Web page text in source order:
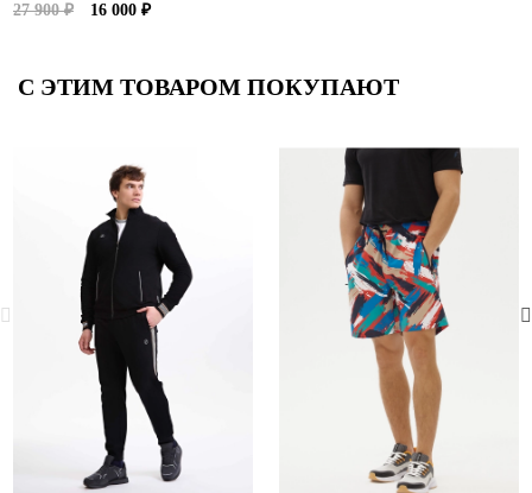
27 900 ₽
16 000 ₽
С ЭТИМ ТОВАРОМ ПОКУПАЮТ